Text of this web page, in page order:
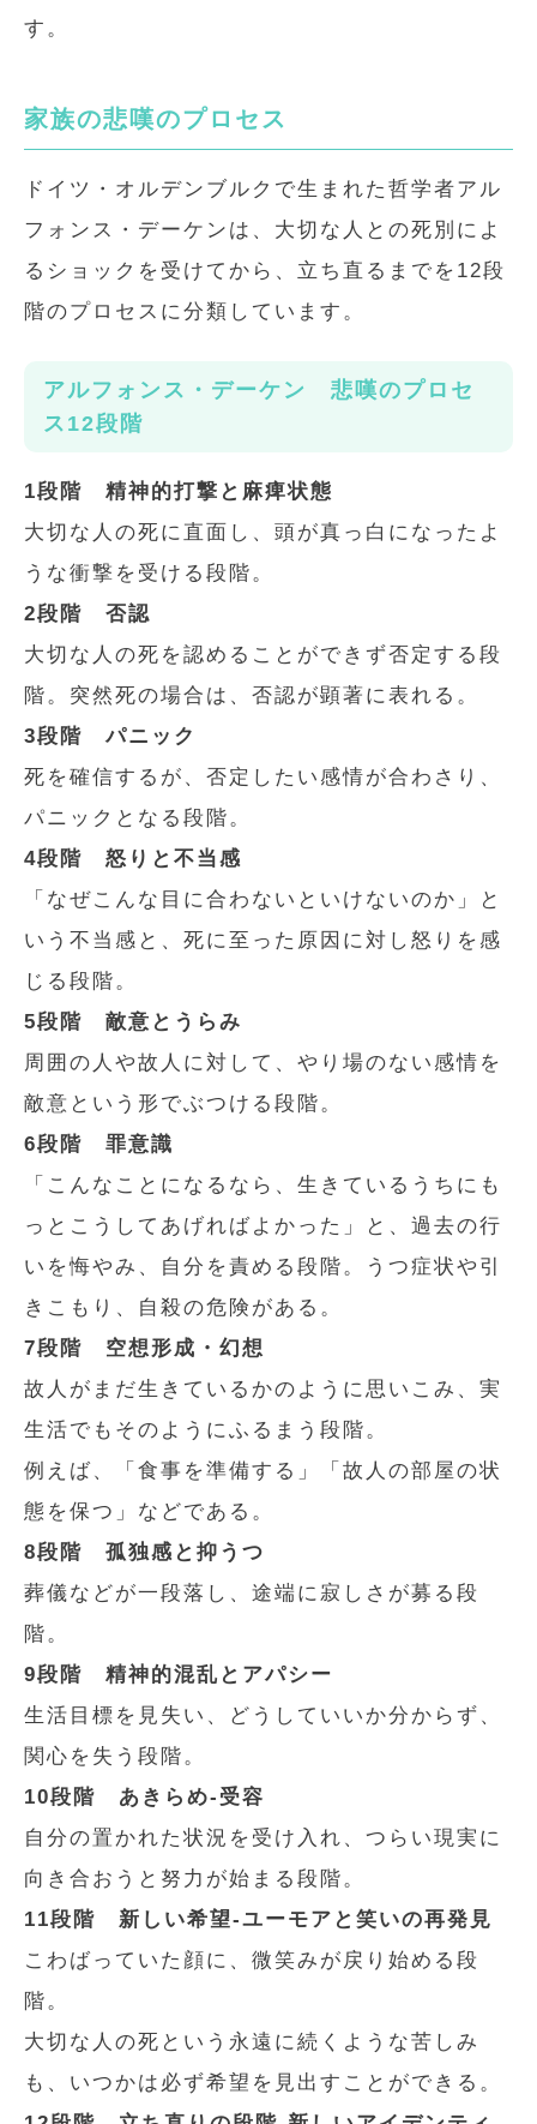
す。
家族の悲嘆のプロセス
ドイツ・オルデンブルクで生まれた哲学者アル
フォンス・デーケンは、大切な人との死別によ
るショックを受けてから、立ち直るまでを12段
階のプロセスに分類しています。
アルフォンス・デーケン 悲嘆のプロセ
ス12段階
1段階 精神的打撃と麻痺状態
大切な人の死に直面し、頭が真っ白になったよ
うな衝撃を受ける段階。
2段階 否認
大切な人の死を認めることができず否定する段
階。突然死の場合は、否認が顕著に表れる。
3段階 パニック
死を確信するが、否定したい感情が合わさり、
パニックとなる段階。
4段階 怒りと不当感
「なぜこんな目に合わないといけないのか」と
いう不当感と、死に至った原因に対し怒りを感
じる段階。
5段階 敵意とうらみ
周囲の人や故人に対して、やり場のない感情を
敵意という形でぶつける段階。
6段階 罪意識
「こんなことになるなら、生きているうちにも
っとこうしてあげればよかった」と、過去の行
いを悔やみ、自分を責める段階。うつ症状や引
きこもり、自殺の危険がある。
7段階 空想形成・幻想
故人がまだ生きているかのように思いこみ、実
生活でもそのようにふるまう段階。
例えば、「食事を準備する」「故人の部屋の状
態を保つ」などである。
8段階 孤独感と抑うつ
葬儀などが一段落し、途端に寂しさが募る段
階。
9段階 精神的混乱とアパシー
生活目標を見失い、どうしていいか分からず、
関心を失う段階。
10段階 あきらめ‐受容
自分の置かれた状況を受け入れ、つらい現実に
向き合おうと努力が始まる段階。
11段階 新しい希望‐ユーモアと笑いの再発見
こわばっていた顔に、微笑みが戻り始める段
階。
大切な人の死という永遠に続くような苦しみ
も、いつかは必ず希望を見出すことができる。